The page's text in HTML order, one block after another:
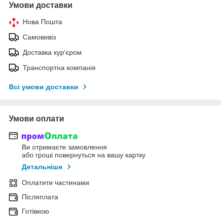
Умови доставки
Нова Пошта
Самовивіз
Доставка кур'єром
Транспортна компанія
Всі умови доставки
Умови оплати
Ви отримаєте замовлення
або гроші повернуться на вашу картку
Детальніше
Оплатити частинами
Післяплата
Готівкою